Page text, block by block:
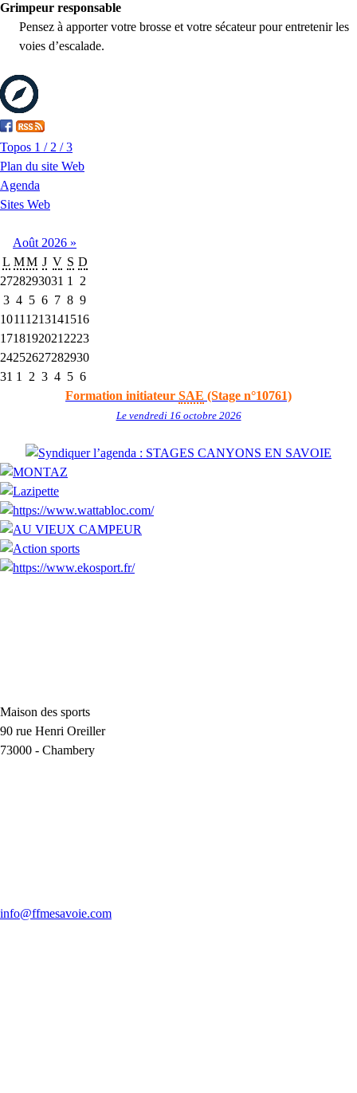
Grimpeur responsable
Pensez à apporter votre brosse et votre sécateur pour entretenir les
voies d’escalade.
Topos 1 / 2 / 3
Plan du site Web
Agenda
Sites Web
Août 2026 »
L MM J V S D
2728293031 1
2
3 4 5 6 7 8 9
1011 1213141516
1718192021 2223
24252627282930
31 1 2 3 4 5 6
Formation initiateur SAE (Stage n°10761)
Le vendredi 16 octobre 2026
Maison des sports
90 rue Henri Oreiller
73000 - Chambery
info@ffmesavoie.com